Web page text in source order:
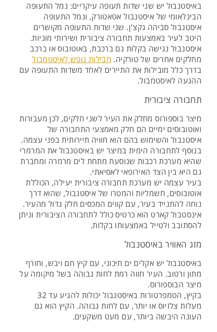
באיסטנבול יש שני שדות תעופה עיקריים: נמל התעופה
הבינלאומי של איסטנבול אטאטורק, ונמל התעופה
איסטנבול סביהה גקצ'ן. שני שדות התעופה מקושרים
היטב לעיר באמצעות תחבורה ציבורית ושירותי מוניות.
איסטנבול נגישה בקלות גם ברכבת, באוטובוס או ברכב
מחלקים אחרים של טורקיה. חבילות נופש לאיסטמבול
בדרך כלל מובילות את התיירים לאחד משדות התעופה עם
ההגעה לאיסטמבול.
תחבורה ציבורית
מיצר בוספורוס מחלק את העיר לשני חלקים, לכן מעבורות
ואוטובוסים ימיים הם חלק מאמצעי התחבורה של
איסטנבול והשימוש בהם הוא חוויה תיירותית בפני עצמה.
בנוסף לתחבורה הימית במיצר יש באיסטנבול את המרמרי
שהיא מערכת רכבות שנוסעת מתחת לים מרמרה ומחברת
גם היא בין הצד האירופאי לאסיאתי.
בעיר עצמה יש מערכת תחבורה ציבורית יעילה, הכוללת
אוטובוסים, חשמליות והמטרו של איסטנבול, שהוא דרך
נוחה להתנייד בעיר, עם קווים המכסים חלק גדול מהעיר.
אינסטבול קארט הוא כרטיס כולל לתחבורה הציבורית וניתן
להסתובב ולטייל באמצעותו בקלות.
מזג האוויר באיסטנבול
באיסטנבול יש אקלים ים תיכוני, עם קיץ חם ויבש, וחורף
מתון ורטוב. העיר חווה רמת לחות גבוהה בשל מיקומה על
מיצר הבוספורוס.
בקיץ, הטמפרטורות באיסטנבול יכולות להגיע עד 32
מעלות צלזיוס או יותר, עם לחות גבוהה. הקיץ הוא גם
העונה היבשה ביותר, עם מעט משקעים.